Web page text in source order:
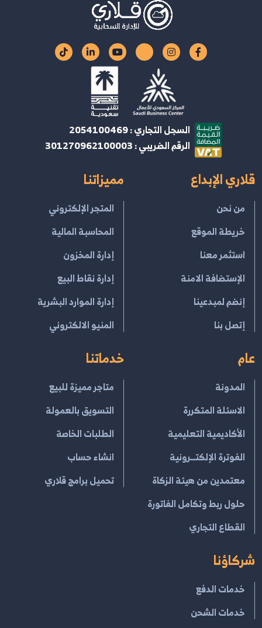
السجل التجاري : 2054100469
الرقم الضريبي : 301270962100003
قلاري الإبداع
من نحن
خريطة الموقع
استثمر معنا
الإستضافة الامنة
إنضم لمبدعينا
إتصل بنا
مميزاتنا
المتجر الإلكتروني
المحاسبة المالية
إدارة المخزون
إدارة نقاط البيع
إدارة الموارد البشرية
المنيو الالكتروني
عام
المدونة
الاسئلة المتكررة
الأكاديمية التعليمية
الفوترة الإلكتــرونية
معتمدين من هيئة الزكاة
حلول ربط وتكامل الفاتورة
القطاع التجاري
خدماتنا
متاجر مميزة للبيع
التسويق بالعمولة
الطلبات الخاصة
انشاء حساب
تحميل برامج قلاري
شركاؤنا
خدمات الدفع
خدمات الشحن